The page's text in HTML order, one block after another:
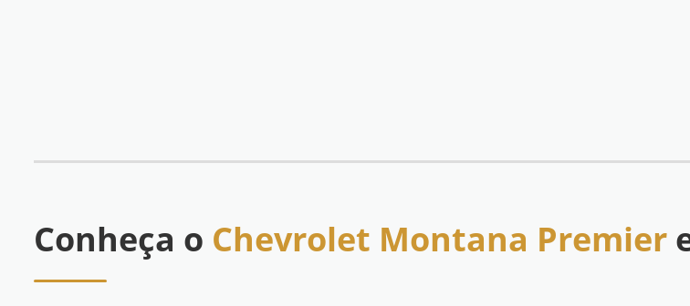
Conheça o Chevrolet Montana Premier